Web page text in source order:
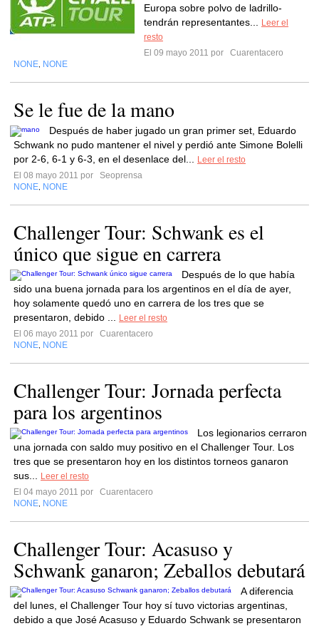
Europa sobre polvo de ladrillo-
tendrán representantes...
Leer el
resto
El 09 mayo 2011 por
Cuarentacero
NONE NONE
Se le fue de la mano
Después de haber jugado un gran primer set, Eduardo
Schwank no pudo mantener el nivel y perdió ante Simone Bolelli
por 2-6, 6-1 y 6-3, en el desenlace del...
Leer el resto
El 08 mayo 2011 por
Seoprensa
NONE NONE
Challenger Tour: Schwank es el
único que sigue en carrera
Después de lo que había
sido una buena jornada para los argentinos en el día de ayer,
hoy solamente quedó uno en carrera de los tres que se
presentaron, debido ...
Leer el resto
El 06 mayo 2011 por
Cuarentacero
NONE NONE
Challenger Tour: Jornada perfecta
para los argentinos
Los legionarios cerraron
una jornada con saldo muy positivo en el Challenger Tour. Los
tres que se presentaron hoy en los distintos torneos ganaron
sus...
Leer el resto
El 04 mayo 2011 por
Cuarentacero
NONE NONE
Challenger Tour: Acasuso y
Schwank ganaron; Zeballos debutará
A diferencia
del lunes, el Challenger Tour hoy sí tuvo victorias argentinas,
debido a que José Acasuso y Eduardo Schwank se presentaron